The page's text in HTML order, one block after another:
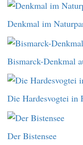
Denkmal im
Bismarck-Denkmal
Die Hardesvogtei in
Der Bistensee